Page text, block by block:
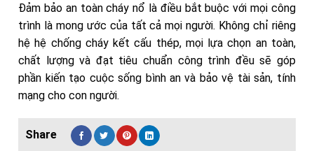
Đảm bảo an toàn cháy nổ là điều bắt buộc với mọi công
trình là mong ước của tất cả mọi người. Không chỉ riêng
hệ hệ chống cháy kết cấu thép, mọi lựa chọn an toàn,
chất lượng và đạt tiêu chuẩn công trình đều sẽ góp
phần kiến tạo cuộc sống bình an và bảo vệ tài sản, tính
mạng cho con người.